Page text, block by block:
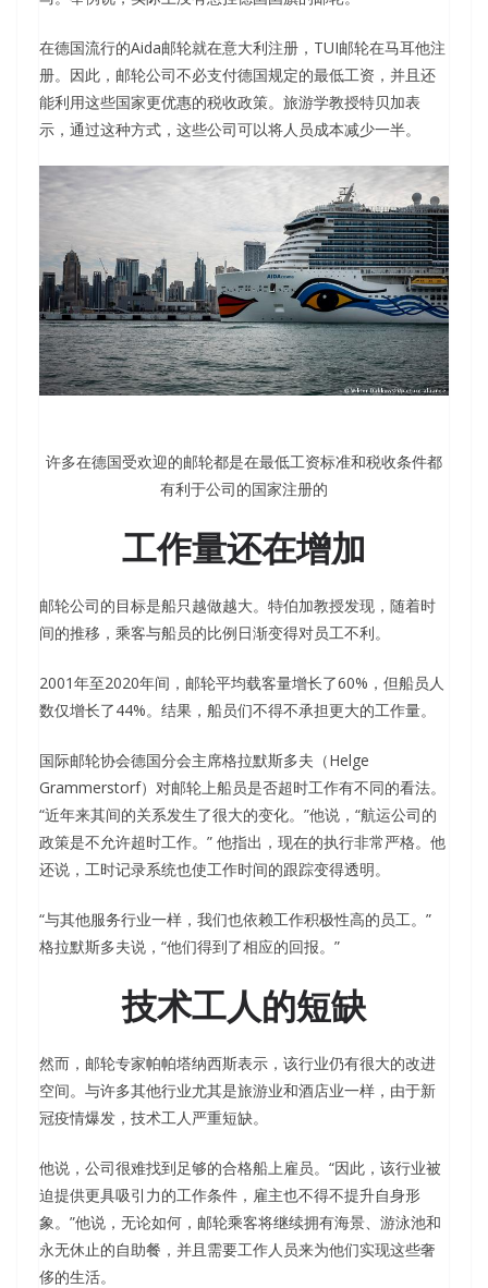
在德国流行的Aida邮轮就在意大利注册，TUI邮轮在马耳他注
册。因此，邮轮公司不必支付德国规定的最低工资，并且还
能利用这些国家更优惠的税收政策。旅游学教授特贝加表
示，通过这种方式，这些公司可以将人员成本减少一半。
许多在德国受欢迎的邮轮都是在最低工资标准和税收条件都
有利于公司的国家注册的
工作量还在增加
邮轮公司的目标是船只越做越大。特伯加教授发现，随着时
间的推移，乘客与船员的比例日渐变得对员工不利。
2001年至2020年间，邮轮平均载客量增长了60%，但船员人
数仅增长了44%。结果，船员们不得不承担更大的工作量。
国际邮轮协会德国分会主席格拉默斯多夫（Helge
Grammerstorf）对邮轮上船员是否超时工作有不同的看法。
“近年来其间的关系发生了很大的变化。”他说，“航运公司的
政策是不允许超时工作。” 他指出，现在的执行非常严格。他
还说，工时记录系统也使工作时间的跟踪变得透明。
“与其他服务行业一样，我们也依赖工作积极性高的员工。”
格拉默斯多夫说，“他们得到了相应的回报。”
技术工人的短缺
然而，邮轮专家帕帕塔纳西斯表示，该行业仍有很大的改进
空间。与许多其他行业尤其是旅游业和酒店业一样，由于新
冠疫情爆发，技术工人严重短缺。
他说，公司很难找到足够的合格船上雇员。“因此，该行业被
迫提供更具吸引力的工作条件，雇主也不得不提升自身形
象。”他说，无论如何，邮轮乘客将继续拥有海景、游泳池和
永无休止的自助餐，并且需要工作人员来为他们实现这些奢
侈的生活。